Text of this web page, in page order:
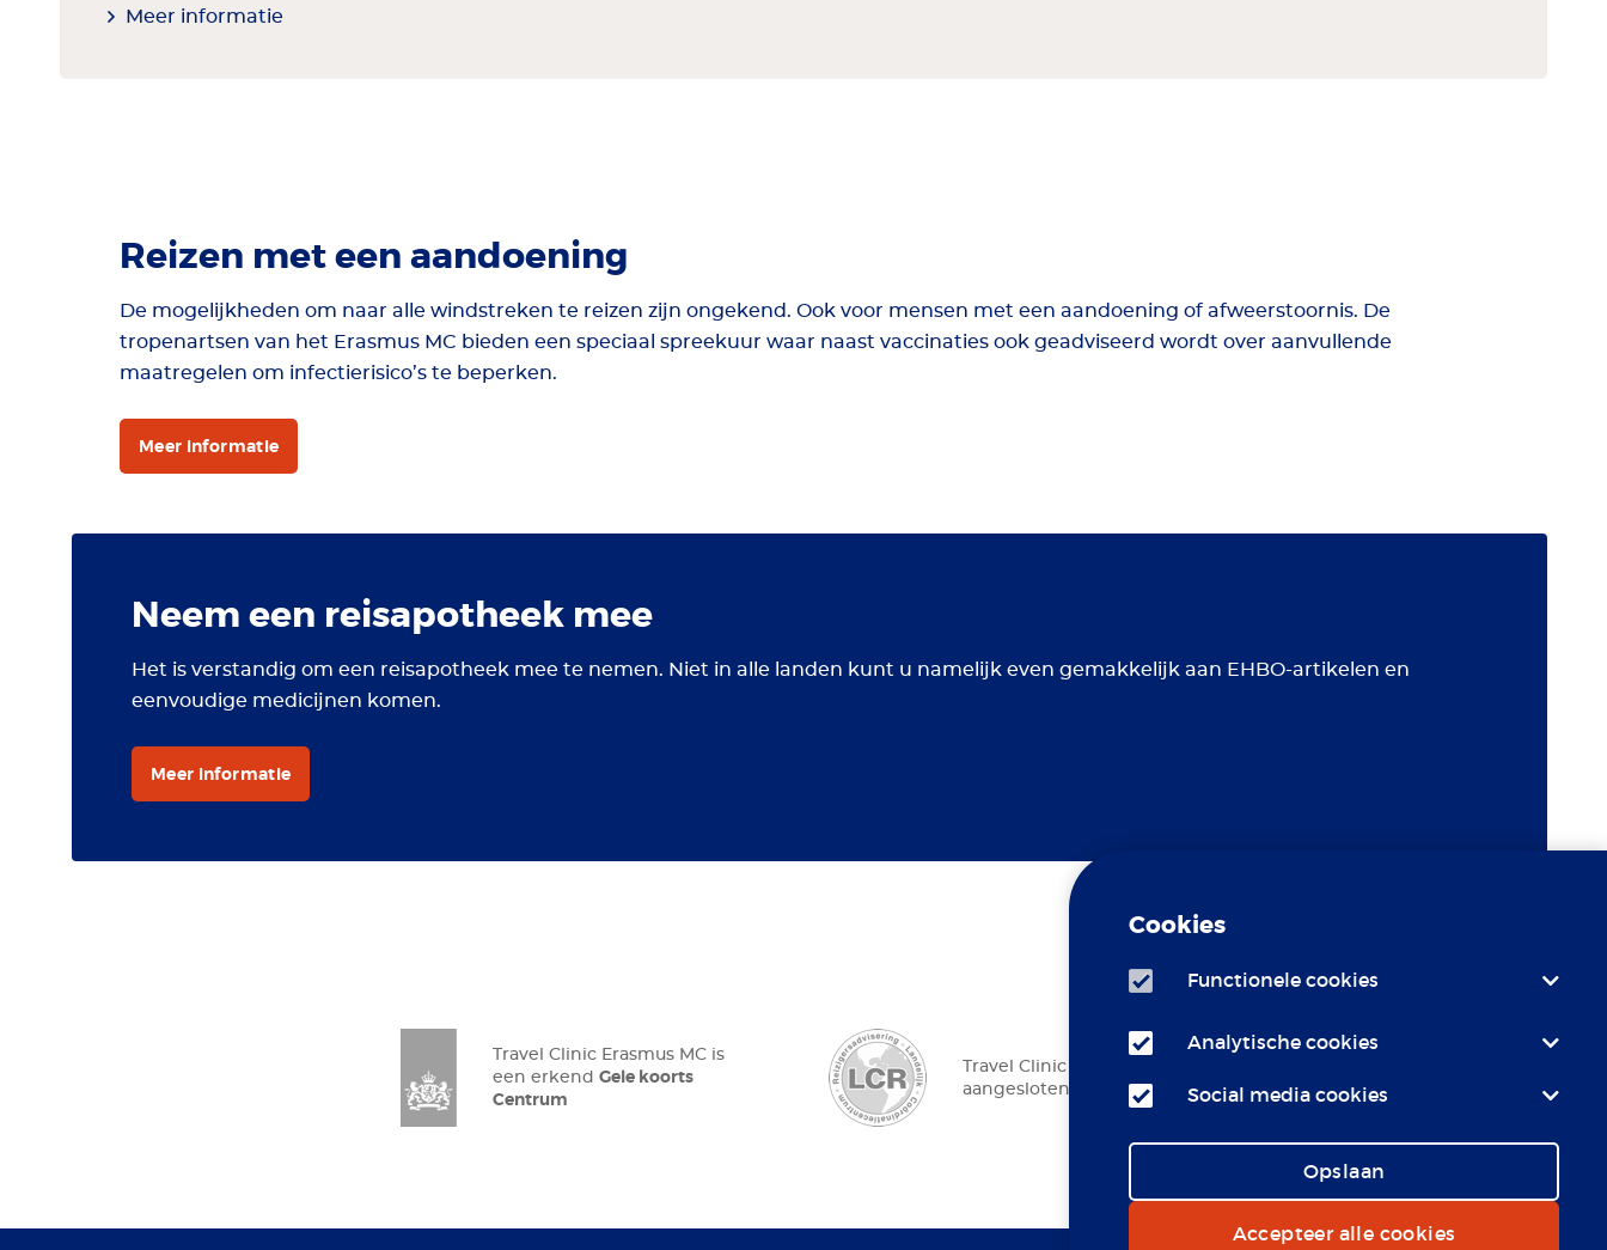
Meer informatie
Reizen met een aandoening
De mogelijkheden om naar alle windstreken te reizen zijn ongekend. Ook voor mensen met een aandoening of afweerstoornis. De
tropenartsen van het Erasmus MC bieden een speciaal spreekuur waar naast vaccinaties ook geadviseerd wordt over aanvullende
maatregelen om infectierisico’s te beperken.
Meer informatie
Neem een reisapotheek mee
Het is verstandig om een reisapotheek mee te nemen. Niet in alle landen kunt u namelijk even gemakkelijk aan EHBO-artikelen en
eenvoudige medicijnen komen.
Meer informatie
Travel Clinic Erasmus MC is
een erkendGele koorts
Centrum
Travel Clinic Erasmus MC is
aangesloten bij hetLCR
Cookies
Functionele cookies
Analytische cookies
Social media cookies
Opslaan
Accepteer alle cookies